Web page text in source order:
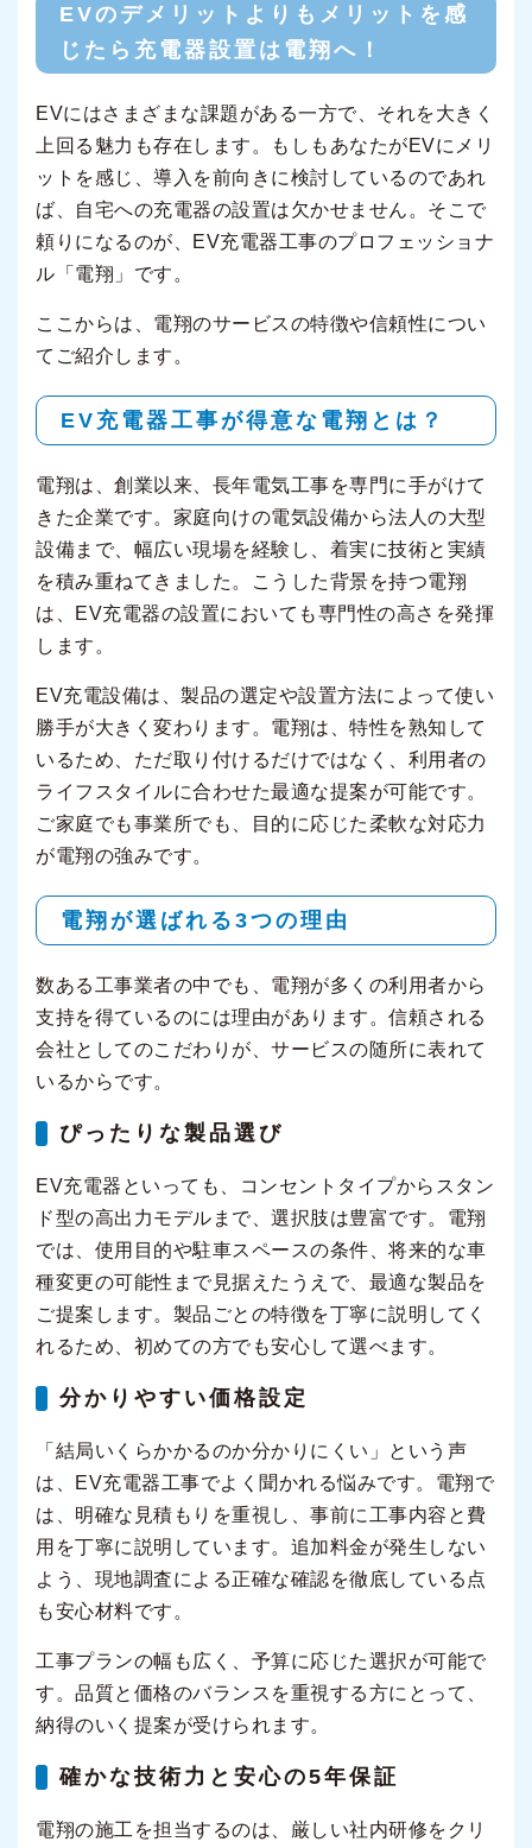
EVのデメリットよりもメリットを感
じたら充電器設置は電翔へ！
EVにはさまざまな課題がある一方で、それを大きく
上回る魅力も存在します。もしもあなたがEVにメリ
ットを感じ、導入を前向きに検討しているのであれ
ば、自宅への充電器の設置は欠かせません。そこで
頼りになるのが、EV充電器工事のプロフェッショナ
ル「電翔」です。
ここからは、電翔のサービスの特徴や信頼性につい
てご紹介します。
EV充電器工事が得意な電翔とは？
電翔は、創業以来、長年電気工事を専門に手がけて
きた企業です。家庭向けの電気設備から法人の大型
設備まで、幅広い現場を経験し、着実に技術と実績
を積み重ねてきました。こうした背景を持つ電翔
は、EV充電器の設置においても専門性の高さを発揮
します。
EV充電設備は、製品の選定や設置方法によって使い
勝手が大きく変わります。電翔は、特性を熟知して
いるため、ただ取り付けるだけではなく、利用者の
ライフスタイルに合わせた最適な提案が可能です。
ご家庭でも事業所でも、目的に応じた柔軟な対応力
が電翔の強みです。
電翔が選ばれる3つの理由
数ある工事業者の中でも、電翔が多くの利用者から
支持を得ているのには理由があります。信頼される
会社としてのこだわりが、サービスの随所に表れて
いるからです。
ぴったりな製品選び
EV充電器といっても、コンセントタイプからスタン
ド型の高出力モデルまで、選択肢は豊富です。電翔
では、使用目的や駐車スペースの条件、将来的な車
種変更の可能性まで見据えたうえで、最適な製品を
ご提案します。製品ごとの特徴を丁寧に説明してく
れるため、初めての方でも安心して選べます。
分かりやすい価格設定
「結局いくらかかるのか分かりにくい」という声
は、EV充電器工事でよく聞かれる悩みです。電翔で
は、明確な見積もりを重視し、事前に工事内容と費
用を丁寧に説明しています。追加料金が発生しない
よう、現地調査による正確な確認を徹底している点
も安心材料です。
工事プランの幅も広く、予算に応じた選択が可能で
す。品質と価格のバランスを重視する方にとって、
納得のいく提案が受けられます。
確かな技術力と安心の5年保証
電翔の施工を担当するのは、厳しい社内研修をクリ